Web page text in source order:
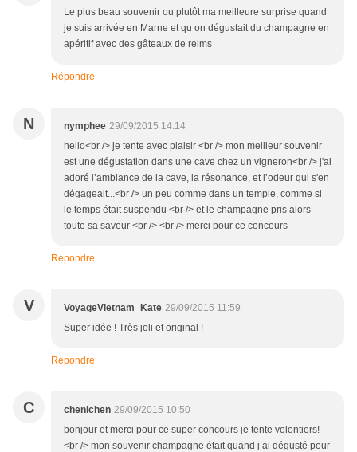
Le plus beau souvenir ou plutôt ma meilleure surprise quand
je suis arrivée en Marne et qu on dégustait du champagne en
apéritif avec des gâteaux de reims
Répondre
N nymphee 29/09/2015 14:14
hello<br /> je tente avec plaisir <br /> mon meilleur souvenir
est une dégustation dans une cave chez un vigneron<br /> j'ai
adoré l’ambiance de la cave, la résonance, et l’odeur qui s'en
dégageait...<br /> un peu comme dans un temple, comme si
le temps était suspendu <br /> et le champagne pris alors
toute sa saveur <br /> <br /> merci pour ce concours
Répondre
V VoyageVietnam_Kate 29/09/2015 11:59
Super idée ! Très joli et original !
Répondre
C chenichen 29/09/2015 10:50
bonjour et merci pour ce super concours je tente volontiers!
<br /> mon souvenir champagne était quand j ai dégusté pour